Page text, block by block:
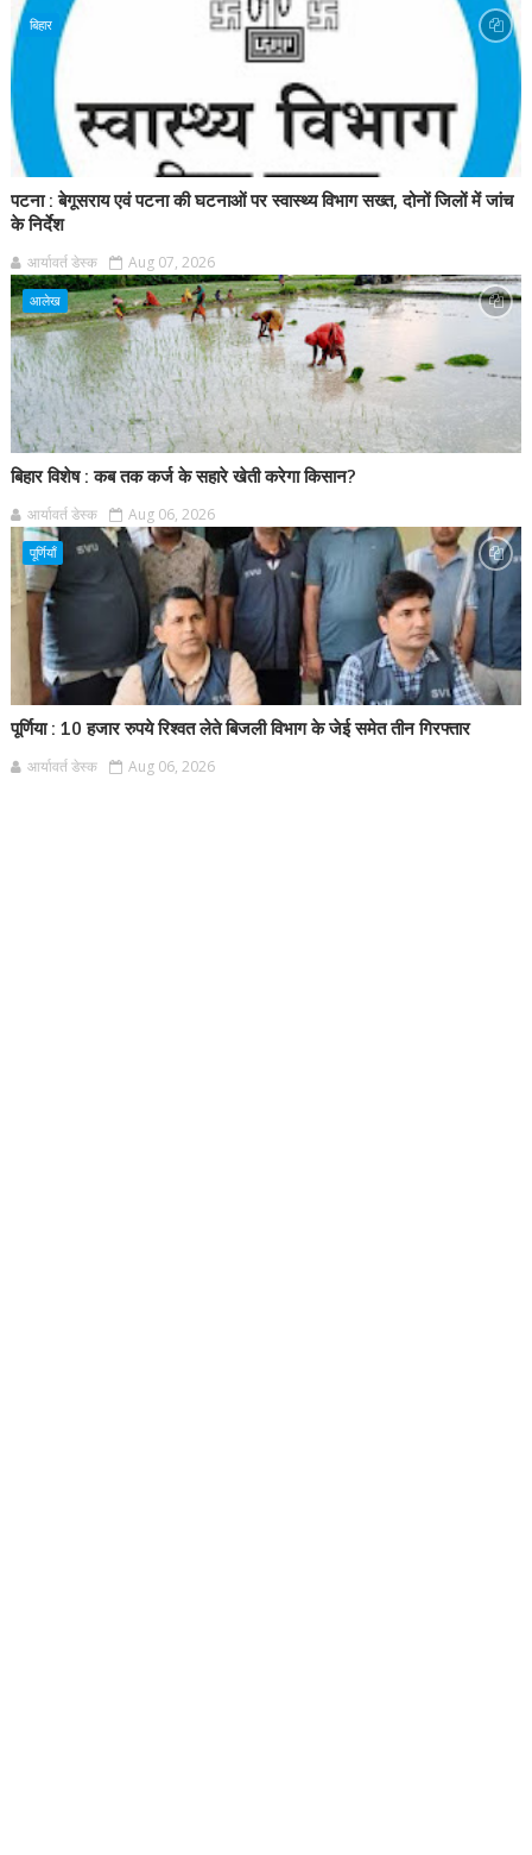
बिहार
पटना : बेगूसराय एवं पटना की घटनाओं पर स्वास्थ्य विभाग सख्त, दोनों जिलों में जांच
के निर्देश
आर्यावर्त डेस्क Aug 07, 2026
आलेख
बिहार विशेष : कब तक कर्ज के सहारे खेती करेगा किसान?
आर्यावर्त डेस्क Aug 06, 2026
पूर्णियाँ
पूर्णिया : 10 हजार रुपये रिश्वत लेते बिजली विभाग के जेई समेत तीन गिरफ्तार
आर्यावर्त डेस्क Aug 06, 2026